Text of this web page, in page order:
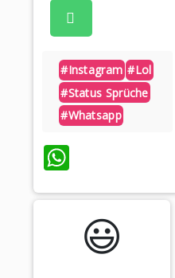
#instagram #lol
#status Sprüche
#whatsapp
WhatsApp
😃️